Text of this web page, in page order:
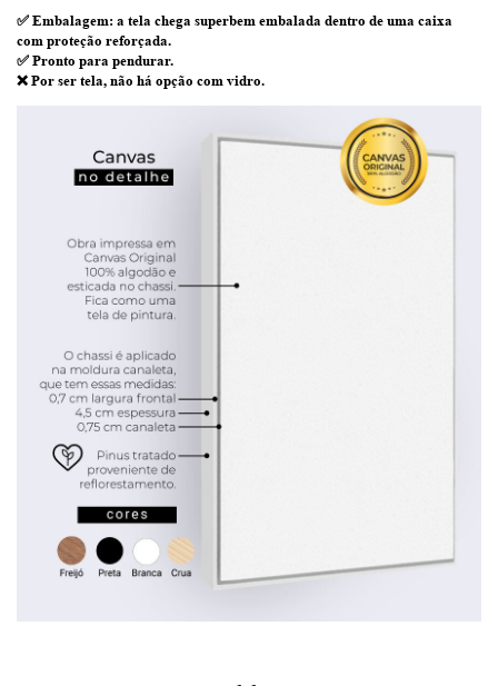
✅ Embalagem: a tela chega superbem embalada dentro de uma caixa
com proteção reforçada.
✅ Pronto para pendurar.
❌ Por ser tela, não há opção com vidro.